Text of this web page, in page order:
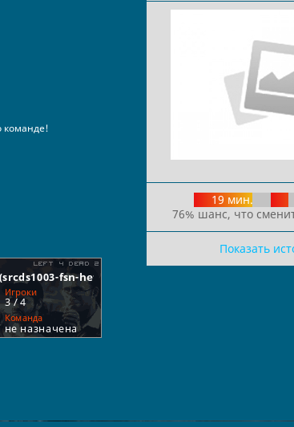
19 мин.
76% шанс, что
Показать